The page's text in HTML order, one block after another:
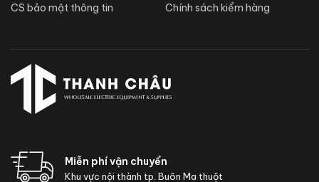
CS bảo mật thông tin
Chính sách kiểm hàng
Miễn phí vận chuyển
Khu vực nội thành tp. Buôn Ma thuột